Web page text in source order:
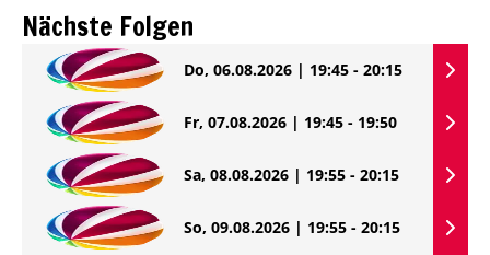
Nächste Folgen
Do, 06.08.2026 | 19:45 - 20:15
Fr, 07.08.2026 | 19:45 - 19:50
Sa, 08.08.2026 | 19:55 - 20:15
So, 09.08.2026 | 19:55 - 20:15